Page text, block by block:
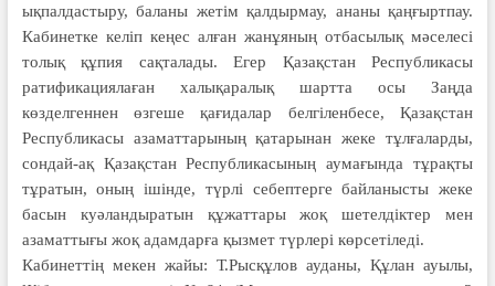
ықпалдастыру, баланы жетім қалдырмау, ананы қаңғыртпау.
Кабинетке келіп кеңес алған жанұя­ның отбасылық мәселесі
толық құпия сақталады. Егер Қазақстан Респуб­ликасы
ратификациялаған халықаралық шартта осы Заңда
көзделгеннен өзгеше қағидалар белгіленбесе, Қазақстан
Республикасы азаматтарының қата­рынан жеке тұлғаларды,
сондай-ақ Қазақстан Республикасының аумағында тұрақты
тұратын, оның ішінде, түрлі себептерге байланысты жеке
басын куәландыратын құжаттары жоқ шетел­діктер мен
азаматтығы жоқ адамдарға қызмет түрлері көрсетіледі.
Кабинеттің мекен жайы: Т.Рысқұлов ауданы, Құлан ауылы,